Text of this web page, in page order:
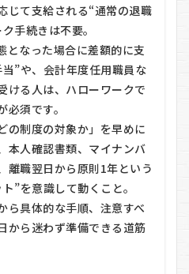
じて支給される“通常の退職
手続きは不要。
となった場合に差額的に支
”や、会計年度任用職員な
ける人は、ハローワークで
須です。
の制度の対象か」を早めに
本人確認書類、マイナンバ
離職翌日から原則1年という
”を意識して動くこと。
ら具体的な手順、注意すべ
から迷わず準備できる道筋